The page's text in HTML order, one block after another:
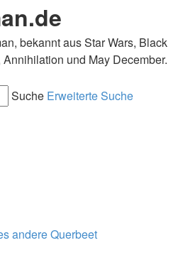
bekannt aus Star Wars, Black
und May December.
Suche Erweiterte Suche
andereQuerbeet